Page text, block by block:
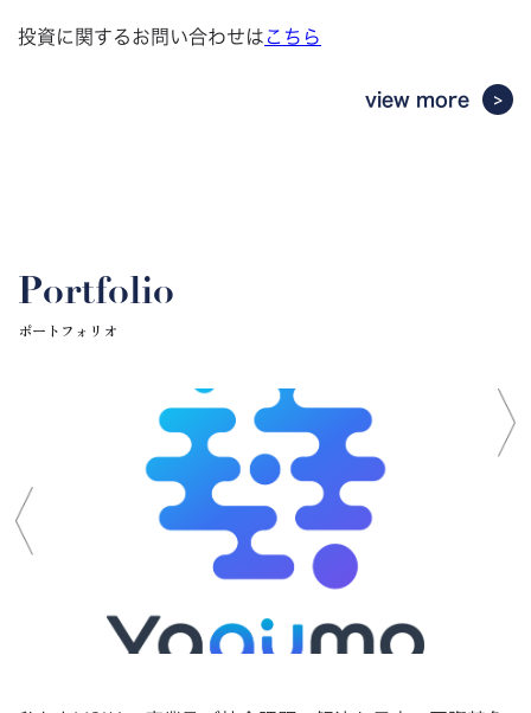
投資に関するお問い合わせは こちら
view more
Portfolio
ポートフォリオ